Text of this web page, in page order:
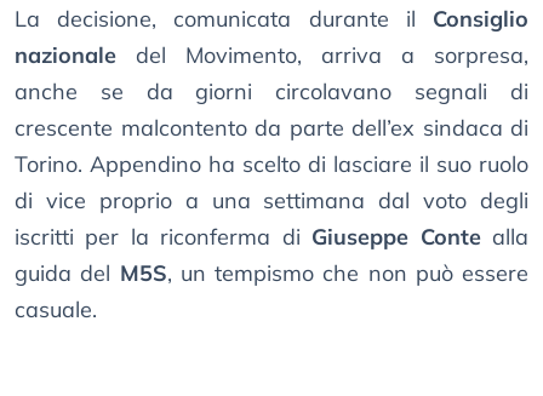
La decisione, comunicata durante il Consiglio
nazionale del Movimento, arriva a sorpresa,
anche se da giorni circolavano segnali di
crescente malcontento da parte dell’ex sindaca di
Torino. Appendino ha scelto di lasciare il suo ruolo
di vice proprio a una settimana dal voto degli
iscritti per la riconferma di Giuseppe Contealla
guida del M5S, un tempismo che non può essere
casuale.